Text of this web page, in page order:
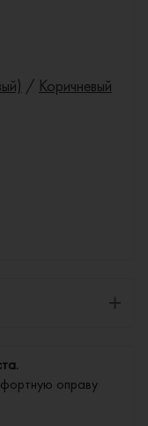
/ Коричневый
оправу